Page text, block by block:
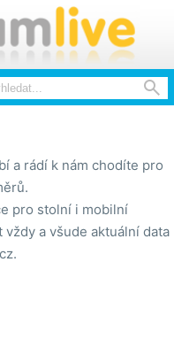

a rádí k nám chodíte pro
pro stolní i mobilní
a všude aktuální data